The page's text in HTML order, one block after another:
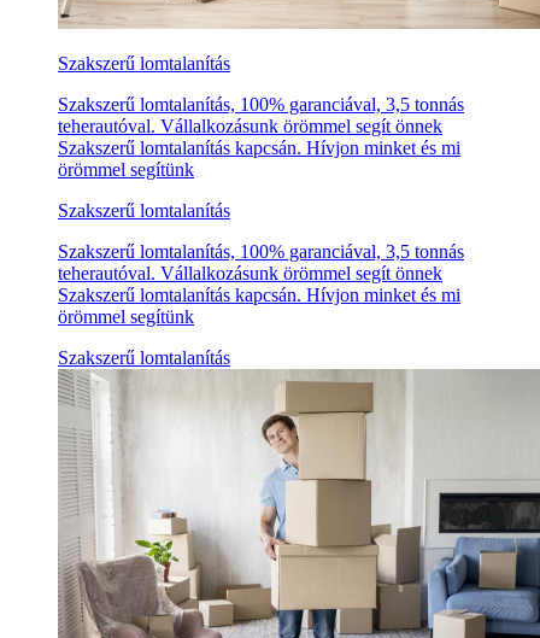
Szakszerű lomtalanítás
Szakszerű lomtalanítás, 100% garanciával, 3,5 tonnás
teherautóval. Vállalkozásunk örömmel segít önnek
Szakszerű lomtalanítás kapcsán. Hívjon minket és mi
örömmel segítünk
Szakszerű lomtalanítás
Szakszerű lomtalanítás, 100% garanciával, 3,5 tonnás
teherautóval. Vállalkozásunk örömmel segít önnek
Szakszerű lomtalanítás kapcsán. Hívjon minket és mi
örömmel segítünk
Szakszerű lomtalanítás